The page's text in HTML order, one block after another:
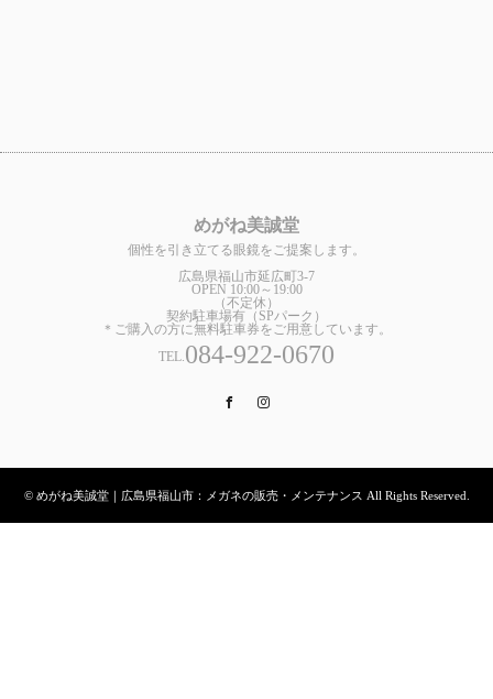
めがね美誠堂
個性を引き立てる眼鏡をご提案します。
広島県福山市延広町3-7
OPEN 10:00～19:00
（不定休）
契約駐車場有（SPパーク）
＊ご購入の方に無料駐車券をご用意しています。
TEL.084-922-0670
Facebook
© めがね美誠堂｜広島県福山市：メガネの販売・メンテナンス All Rights Reserved.